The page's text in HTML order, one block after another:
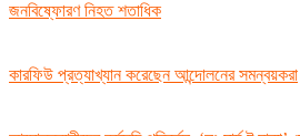
জনবিষ্ফোরণ নিহত শতাধিক
কারফিউ প্রত্যাখ্যান করেছেন আন্দোলনের সমন্বয়করা